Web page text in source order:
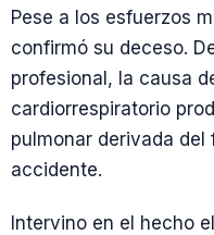
Pese a los esfuerzos
confirmó su deceso.
profesional, la causa
cardiorrespiratorio
pulmonar derivada
accidente.
Intervino en el hecho